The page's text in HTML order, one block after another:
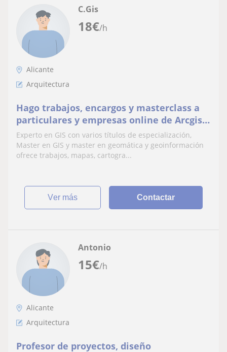
18€/h
C.Gis
Alicante
Arquitectura
Hago trabajos, encargos y masterclass a
particulares y empresas online de Arcgis,
Gvsig, Qgis, PostgreSQL o Qfield,
adaptadas y personalizadas
Experto en GIS con varios títulos de especialización,
Master en GIS y master en geomática y geoinformación
ofrece trabajos, mapas, cartogra...
ver más Contactar
15€/h
Antonio
Alicante
Arquitectura
Profesor de proyectos, diseño